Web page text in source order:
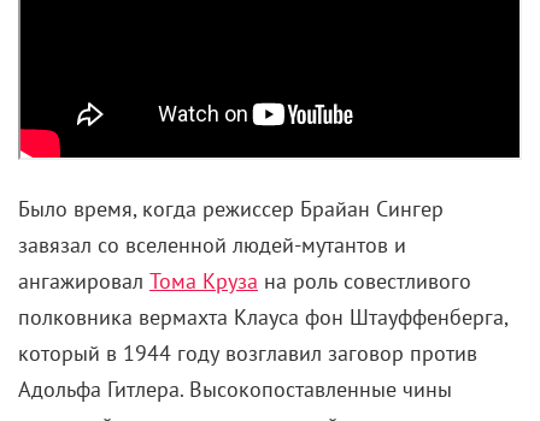
Рубеус, конечно, добрый малый, но его эти вечные
дракончики, паучки, гиппогрифы на заднем дворе
– с ними может произойти все что угодно. Кстати,
как-то раз «что угодно» случилось, и Клювокрыла
собрались казнить за то, что бедняжечка Малфой